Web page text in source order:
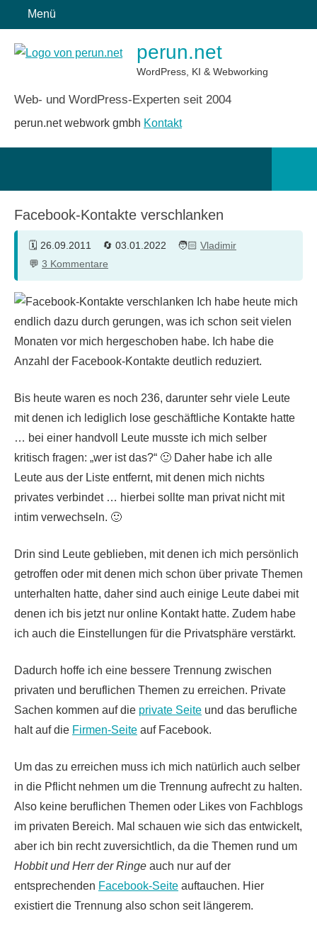
Inhalt
springen
Menü
perun.net
WordPress, KI & Webworking
Web- und WordPress-Experten seit 2004
perun.net webwork gmbh Kontakt
Facebook-Kontakte verschlanken
26.09.2011 03.01.2022
Vladimir
3 Kommentare
Ich habe heute mich
endlich dazu durch gerungen, was ich schon seit vielen
Monaten vor mich hergeschoben habe. Ich habe die
Anzahl der Facebook-Kontakte deutlich reduziert.
Bis heute waren es noch 236, darunter sehr viele Leute
mit denen ich lediglich lose geschäftliche Kontakte hatte
… bei einer handvoll Leute musste ich mich selber
kritisch fragen: wer ist das? 🙂 Daher habe ich alle
Leute aus der Liste entfernt, mit denen mich nichts
privates verbindet … hierbei sollte man privat nicht mit
intim verwechseln. 🙂
Drin sind Leute geblieben, mit denen ich mich persönlich
getroffen oder mit denen mich schon über private Themen
unterhalten hatte, daher sind auch einige Leute dabei mit
denen ich bis jetzt nur online Kontakt hatte. Zudem habe
ich auch die Einstellungen für die Privatsphäre verstärkt.
Dadurch hoffe ich eine bessere Trennung zwischen
privaten und beruflichen Themen zu erreichen. Private
Sachen kommen auf die private Seite und das berufliche
halt auf die Firmen-Seite auf Facebook.
Um das zu erreichen muss ich mich natürlich auch selber
in die Pflicht nehmen um die Trennung aufrecht zu halten.
Also keine beruflichen Themen oder Likes von Fachblogs
im privaten Bereich. Mal schauen wie sich das entwickelt,
aber ich bin recht zuversichtlich, da die Themen rund um
Hobbit und Herr der Ringe auch nur auf der
entsprechenden Facebook-Seite auftauchen. Hier
existiert die Trennung also schon seit längerem.